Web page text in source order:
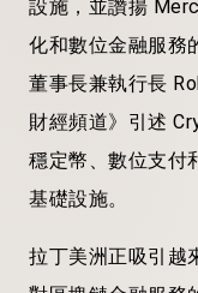
設施，並讚揚
化和數位金融服務
董事長兼執行長
財經頻道》引述
穩定幣、數位支付
基礎設施。
拉丁美洲正吸引越